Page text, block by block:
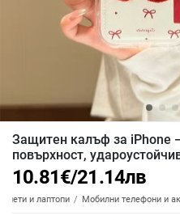
Защитен калъф за iPhone
повърхност,
10.81€/21.14лв
и лаптопи Мобилни телефони и